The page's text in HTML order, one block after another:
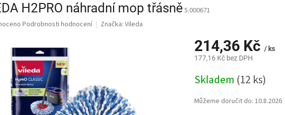
H2PRO náhradní mop třásně 5.000671
Podrobnosti hodnocení Značka: Vileda
214,36 Kč / ks
177,16 Kč bez DPH
cena:
Skladem (12 ks)
Můžeme doručit do: 10.8.2026